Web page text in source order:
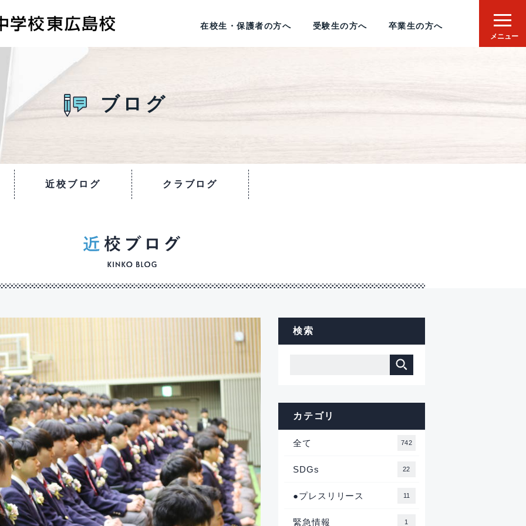
在校生・保護者の方へ 受験生の方へ 卒業生の方へ
ブログ
近校ブログ クラブログ
検索
カテゴリ
全て 742
SDGs 22
●プレスリリース 11
緊急情報 1
メニュー